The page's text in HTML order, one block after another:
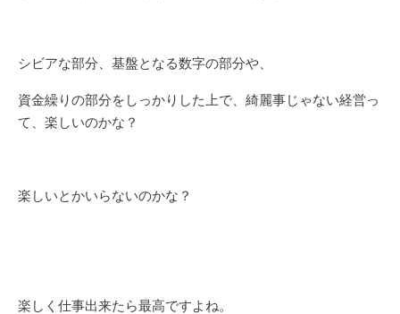
シビアな部分、基盤となる数字の部分や、
資金繰りの部分をしっかりした上で、綺麗事じゃない経営っ
て、楽しいのかな？
楽しいとかいらないのかな？
楽しく仕事出来たら最高ですよね。